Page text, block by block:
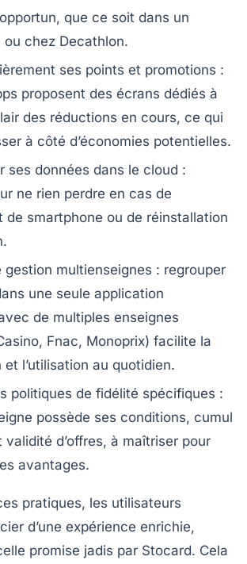
que ce soit dans un
ou chez Decathlon.
ses points et promotions :
proposent des écrans dédiés à
des réductions en cours, ce qui
à côté d’économies potentielles.
ses données dans le cloud :
ne rien perdre en cas de
de smartphone ou de réinstallation
gestion multienseignes : regrouper
une seule application
de multiples enseignes
Fnac, Monoprix) facilite la
l’utilisation au quotidien.
politiques de fidélité spécifiques :
possède ses conditions, cumul
validité d’offres, à maîtriser pour
avantages.
pratiques, les utilisateurs
d’une expérience enrichie,
promise jadis par Stocard. Cela